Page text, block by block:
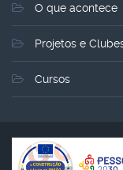
O que acontece
Projetos e
Cursos